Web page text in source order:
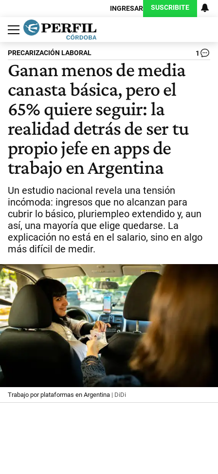
INGRESAR SUSCRIBITE
Política
Economía
Judiciales
Sociedad
Cultura
Espectáculos
Deportes
Protagonistas
PRECARIZACIÓN LABORAL 1
Ganan menos de media
canasta básica, pero el
65% quiere seguir: la
realidad detrás de ser tu
propio jefe en apps de
trabajo en Argentina
Un estudio nacional revela una tensión
incómoda: ingresos que no alcanzan para
cubrir lo básico, pluriempleo extendido y, aun
así, una mayoría que elige quedarse. La
explicación no está en el salario, sino en algo
más difícil de medir.
Trabajo por plataformas en Argentina | DiDi